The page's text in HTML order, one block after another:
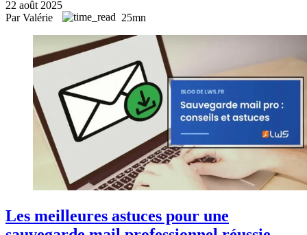
22 août 2025
Par Valérie
25mn
Les meilleures astuces pour une